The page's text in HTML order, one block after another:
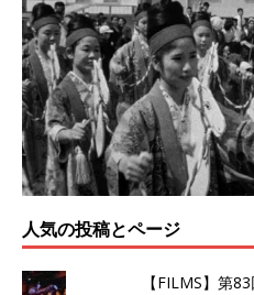
人気の投稿とページ
【FILMS】第